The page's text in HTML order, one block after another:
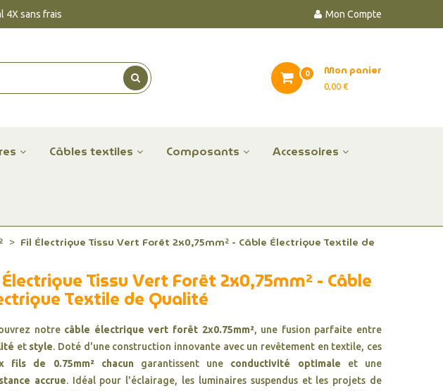
Mon Compte
4X sans frais
Mon panier
0,00 €
0
Câbles textiles Composants Accessoires
Fil Électrique Tissu Vert Forêt 2x0,75mm² - Câble Électrique Textile de
Tissu Vert Forêt 2x0,75mm² - Câble
Textile de Qualité
notre câble électrique vert forêt 2x0.75mm², une fusion parfaite entre
et style. Doté d'une construction innovante avec un revêtement en textile, ces
fils de 0.75mm² chacungarantissent une conductivité optimale et une
accrue. Idéal pour l'éclairage, les luminaires suspendus et les projets de